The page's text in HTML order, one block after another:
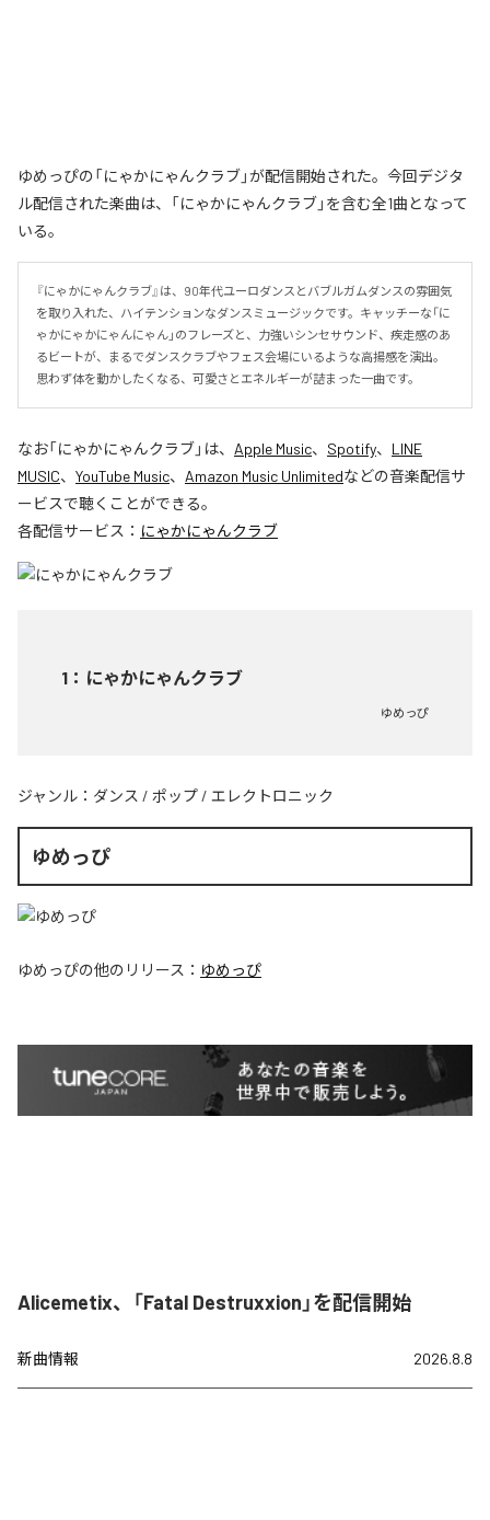
ゆめっぴの「にゃかにゃんクラブ」が配信開始された。今回デジタ
ル配信された楽曲は、「にゃかにゃんクラブ」を含む全1曲となって
いる。
『にゃかにゃんクラブ』は、90年代ユーロダンスとバブルガムダンスの雰囲気
を取り入れた、ハイテンションなダンスミュージックです。キャッチーな「に
ゃかにゃかにゃんにゃん」のフレーズと、力強いシンセサウンド、疾走感のあ
るビートが、まるでダンスクラブやフェス会場にいるような高揚感を演出。
思わず体を動かしたくなる、可愛さとエネルギーが詰まった一曲です。
なお「にゃかにゃんクラブ」は、 Apple Music、 Spotify、 LINE
MUSIC、 YouTube Music、 Amazon Music Unlimitedなどの音楽配信サ
ービスで聴くことができる。
各配信サービス： にゃかにゃんクラブ
1 ： にゃかにゃんクラブ
ゆめっぴ
ジャンル： ダンス / ポップ / エレクトロニック
ゆめっぴ
ゆめっぴの他のリリース： ゆめっぴ
Alicemetix、「Fatal Destruxxion」を配信開始
新曲情報 2026.8.8